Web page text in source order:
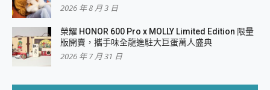
2026 年 8 月 3 日
榮耀 HONOR 600 Pro x MOLLY Limited Edition 限量
版開賣，攜手味全龍進駐大巨蛋萬人盛典
2026 年 7 月 31 日